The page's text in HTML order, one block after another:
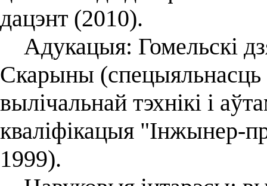
дацэнт (2010).
Адукацыя: Гомельскі
Скарыны (спецыяльнасць
вылічальнай тэхнікі і
кваліфікацыя "Інжынер-
1999).